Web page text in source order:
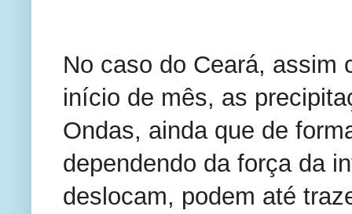
No caso do Ceará, assim
início de mês, as
Ondas, ainda que de
dependendo da força da
deslocam, podem até